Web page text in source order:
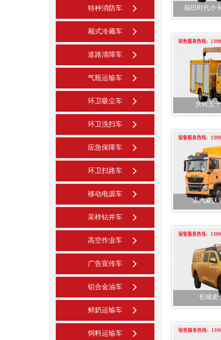
特种消防车
厢式冷藏车
道路清障车
气瓶运输车
环卫吸尘车
环卫洗扫车
应急保障车
环卫扫路车
移动电源车
采样钻井车
高空作业车
广告宣传车
铝合金油车
鲜奶运输车
饲料运输车
福田时代小
庆铃五
重汽豪沃
长城皮